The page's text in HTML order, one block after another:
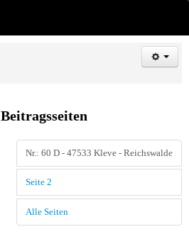
Beitragsseiten
Nr.: 60 D - 47533 Kleve - Reichswalde
Seite 2
Alle Seiten